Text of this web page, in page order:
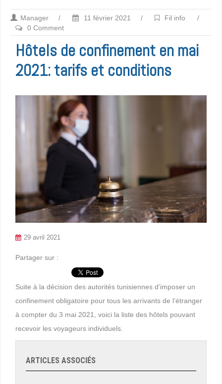
Manager / 11 février 2021 / Fil info
/
0 Comment
Hôtels de confinement en mai
2021: tarifs et conditions
29 avril 2021
Partager sur :
Suite à la décision des autorités tunisiennes d’imposer un
confinement obligatoire pour tous les arrivants de l’étranger
à compter du 3 mai 2021, voici la liste des hôtels pouvant
recevoir les voyageurs individuels.
ARTICLES ASSOCIÉS